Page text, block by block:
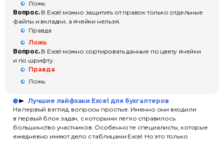
Ложь
Вопрос.В Excel можно защитить от правок только отдельные
файлы и вкладки, а ячейки нельзя.
Правда
Ложь
Вопрос.В Excel можно сортировать данные по цвету ячейки
и по шрифту.
Правда
Ложь
Лучшие лайфхаки Excel для бухгалтеров
На первый взгляд, вопросы простые. Именно они входили
в первый блок задач, с которыми легко справилось
большинство участников. Особенно те специалисты, которые
ежедневно имеют дело с таблицами Excel. Но это только